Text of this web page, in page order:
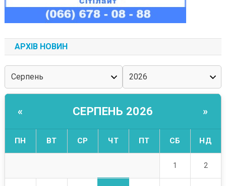
АРХІВ НОВИН
« СЕРПЕНЬ 2026 »
ПН ВТ СР ЧТ ПТ СБ НД
1 2